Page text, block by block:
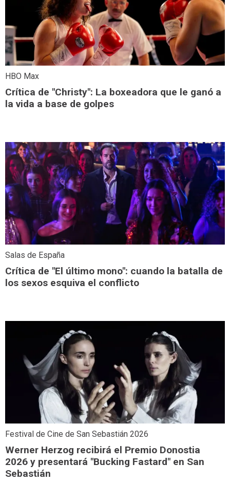
HBO Max
Crítica de "Christy": La boxeadora que le ganó a
la vida a base de golpes
Salas de España
Crítica de "El último mono": cuando la batalla de
los sexos esquiva el conflicto
Festival de Cine de San Sebastián 2026
Werner Herzog recibirá el Premio Donostia
2026 y presentará "Bucking Fastard" en San
Sebastián